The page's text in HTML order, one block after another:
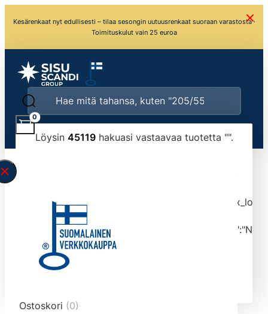
Kesärenkaat nyt edullisesti – tilaa sesongin uutuusrenkaat suoraan varastosta ·
Toimituskulut vain 25 euroa
Löysin 45119hakuasi vastaavaa tuotetta "".
typed the search query correctly.<br>Currently
tmlmvi","meta_query":
data-original-query-vars="[]" data-page="1"
data-max-pages="4512" data-start="1" data-
end="10">
0
Ostoskori (0)